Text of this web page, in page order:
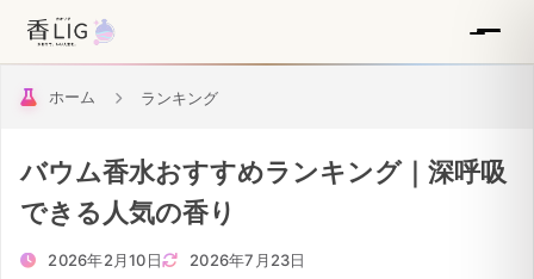
ホーム ランキング
バウム香水おすすめランキング｜深呼吸
できる人気の香り
2026年2月10日 2026年7月23日